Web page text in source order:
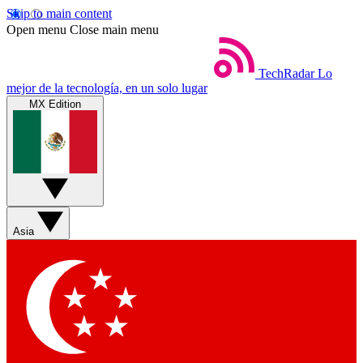
Skip to main content
Open menu Close main menu
TechRadar Lo
mejor de la tecnología, en un solo lugar
MX Edition
Asia